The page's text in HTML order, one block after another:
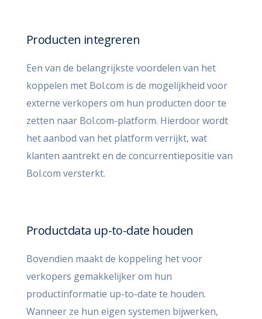
Producten integreren
Een van de belangrijkste voordelen van het
koppelen met Bol.com is de mogelijkheid voor
externe verkopers om hun producten door te
zetten naar Bol.com-platform. Hierdoor wordt
het aanbod van het platform verrijkt, wat
klanten aantrekt en de concurrentiepositie van
Bol.com versterkt.
Productdata up-to-date houden
Bovendien maakt de koppeling het voor
verkopers gemakkelijker om hun
productinformatie up-to-date te houden.
Wanneer ze hun eigen systemen bijwerken,